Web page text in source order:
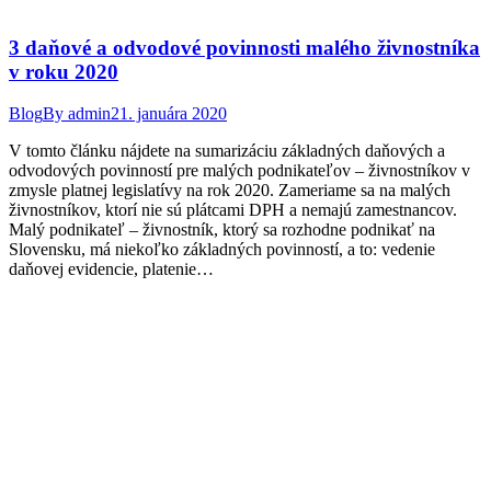
3 daňové a odvodové povinnosti malého živnostníka
v roku 2020
BlogBy admin21. januára 2020
V tomto článku nájdete na sumarizáciu základných daňových a
odvodových povinností pre malých podnikateľov – živnostníkov v
zmysle platnej legislatívy na rok 2020. Zameriame sa na malých
živnostníkov, ktorí nie sú plátcami DPH a nemajú zamestnancov.
Malý podnikateľ – živnostník, ktorý sa rozhodne podnikať na
Slovensku, má niekoľko základných povinností, a to: vedenie
daňovej evidencie, platenie…